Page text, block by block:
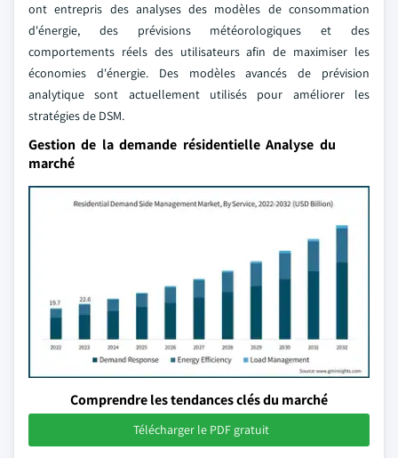
ont entrepris des analyses des modèles de consommation
d'énergie, des prévisions météorologiques et des
comportements réels des utilisateurs afin de maximiser les
économies d'énergie. Des modèles avancés de prévision
analytique sont actuellement utilisés pour améliorer les
stratégies de DSM.
Gestion de la demande résidentielle Analyse du
marché
Comprendre les tendances clés du marché
Télécharger le PDF gratuit